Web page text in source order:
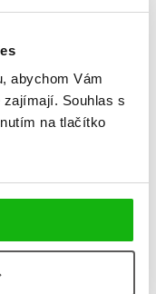
abychom Vám
zajímají. Souhlas s
na tlačítko